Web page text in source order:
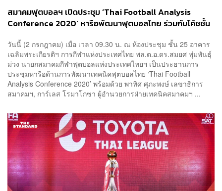
สมาคมฟุตบอลฯ เปิดประชุม ‘Thai Football Analysis
Conference 2020’ หารือพัฒนาฟุตบอลไทย ร่วมกับโค้ชชั้น
วันนี้ (2 กรกฎาคม) เมื่อ เวลา 09.30 น. ณ ห้องประชุม ชั้น 25 อาคาร
เฉลิมพระเกียรติฯ การกีฬาแห่งประเทศไทย พล.ต.อ.ดร.สมยศ พุ่มพันธุ์
ม่วง นายกสมาคมกีฬาฟุตบอลแห่งประเทศไทยฯ เป็นประธานการ
ประชุมหารือด้านการพัฒนาเทคนิคฟุตบอลไทย ‘Thai Football
Analysis Conference 2020’ พร้อมด้วย พาทิศ ศุภะพงษ์ เลขาธิการ
สมาคมฯ, การ์เลส โรมาโกซา ผู้อำนวยการฝ่ายเทคนิคสมาคมฯ ...